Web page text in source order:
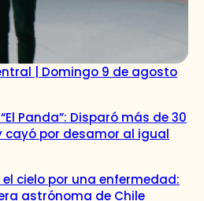
| Domingo 9 de agosto
Panda”: Disparó más de 30
cayó por desamor al igual
el cielo por una enfermedad:
astrónoma de Chile